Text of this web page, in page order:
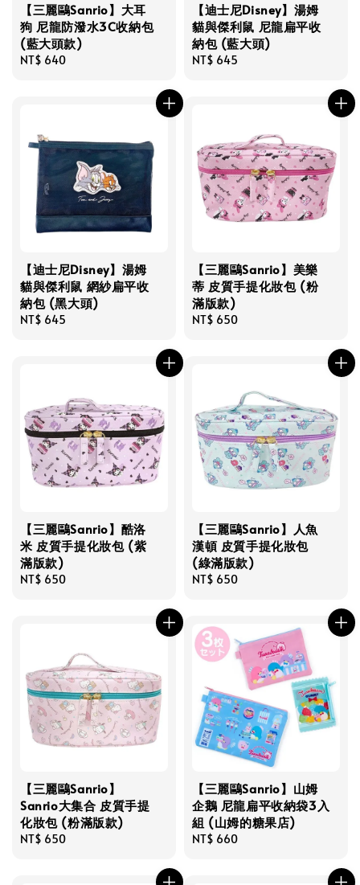
【三麗鷗Sanrio】大耳
狗 尼龍防潑水3C收納包
(藍大頭款)
Regular
NT$ 640
【迪士尼Disney】湯姆
貓與傑利鼠 尼龍扁平收
納包 (藍大頭)
Regular
NT$ 645
【迪士尼Disney】湯姆
貓與傑利鼠 網紗扁平收
納包 (黑大頭)
Regular
NT$ 645
【三麗鷗Sanrio】美樂
蒂 皮質手提化妝包 (粉
滿版款)
Regular
NT$ 650
【三麗鷗Sanrio】酷洛
米 皮質手提化妝包 (紫
滿版款)
Regular
NT$ 650
【三麗鷗Sanrio】人魚
漢頓 皮質手提化妝包
(綠滿版款)
Regular
NT$ 650
【三麗鷗Sanrio】
Sanrio大集合 皮質手提
化妝包 (粉滿版款)
Regular
NT$ 650
【三麗鷗Sanrio】山姆
企鵝 尼龍扁平收納袋3入
組 (山姆的糖果店)
Regular
NT$ 660